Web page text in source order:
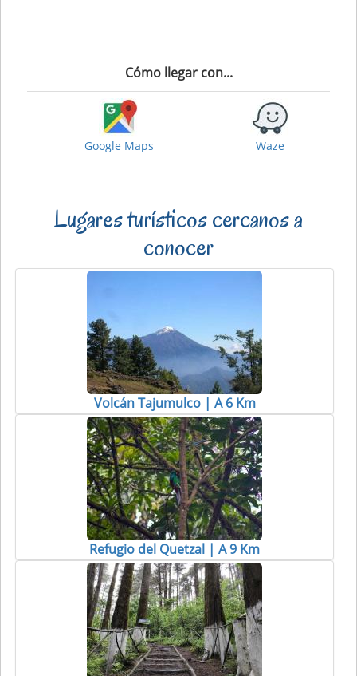
Cómo llegar con...
Google Maps Waze
Lugares turísticos cercanos a
conocer
Volcán Tajumulco | A 6 Km
Refugio del Quetzal | A 9 Km